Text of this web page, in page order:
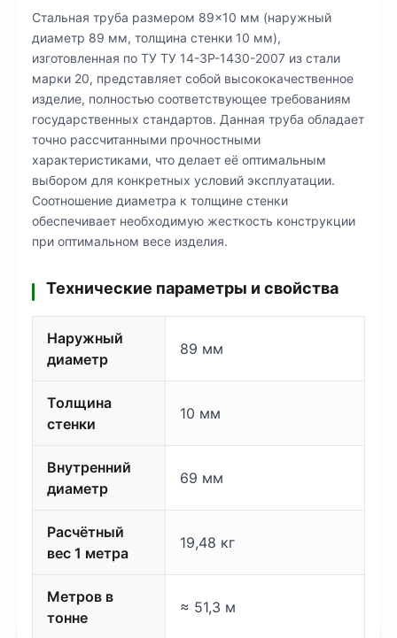
Стальная труба размером 89×10 мм (наружный
диаметр 89 мм, толщина стенки 10 мм),
изготовленная по ТУ ТУ 14-3Р-1430-2007 из стали
марки 20, представляет собой высококачественное
изделие, полностью соответствующее требованиям
государственных стандартов. Данная труба обладает
точно рассчитанными прочностными
характеристиками, что делает её оптимальным
выбором для конкретных условий эксплуатации.
Соотношение диаметра к толщине стенки
обеспечивает необходимую жесткость конструкции
при оптимальном весе изделия.
Технические параметры и свойства
Наружный
диаметр
89 мм
Толщина
стенки
10 мм
Внутренний
диаметр
69 мм
Расчётный
вес 1 метра
19,48 кг
Метров в
тонне
≈ 51,3 м